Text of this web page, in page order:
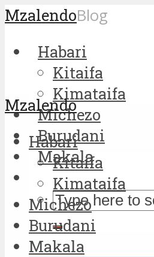
MzalendoBlog
Habari
Kitaifa
Kimataifa
Michezo
Burudani
Makala
Mzalendo
Habari
Kitaifa
Kimataifa
Michezo
Burudani
Makala